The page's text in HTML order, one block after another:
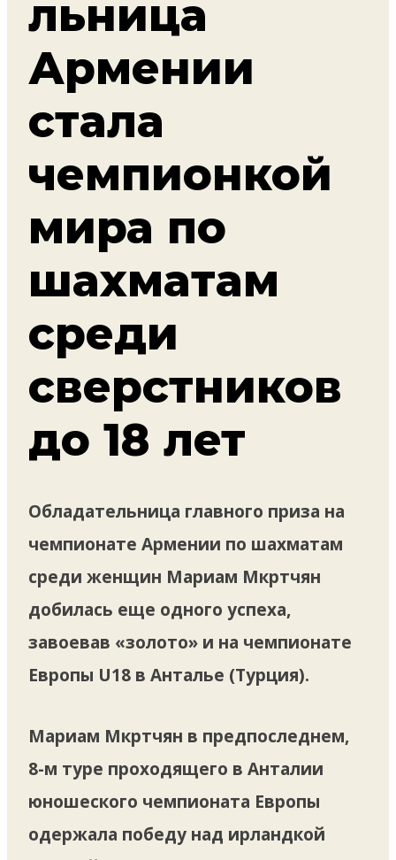
льница
Армении
стала
чемпионкой
мира по
шахматам
среди
сверстников
до 18 лет
Обладательница главного приза на
чемпионате Армении по шахматам
среди женщин Мариам Мкртчян
добилась еще одного успеха,
завоевав «золото» и на чемпионате
Европы U18 в Анталье (Турция).
Мариам Мкртчян в предпоследнем,
8-м туре проходящего в Анталии
юношеского чемпионата Европы
одержала победу над ирландкой